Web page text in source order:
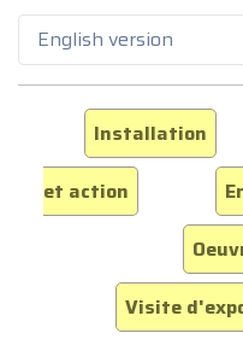
English version
Installation
et action
Visite